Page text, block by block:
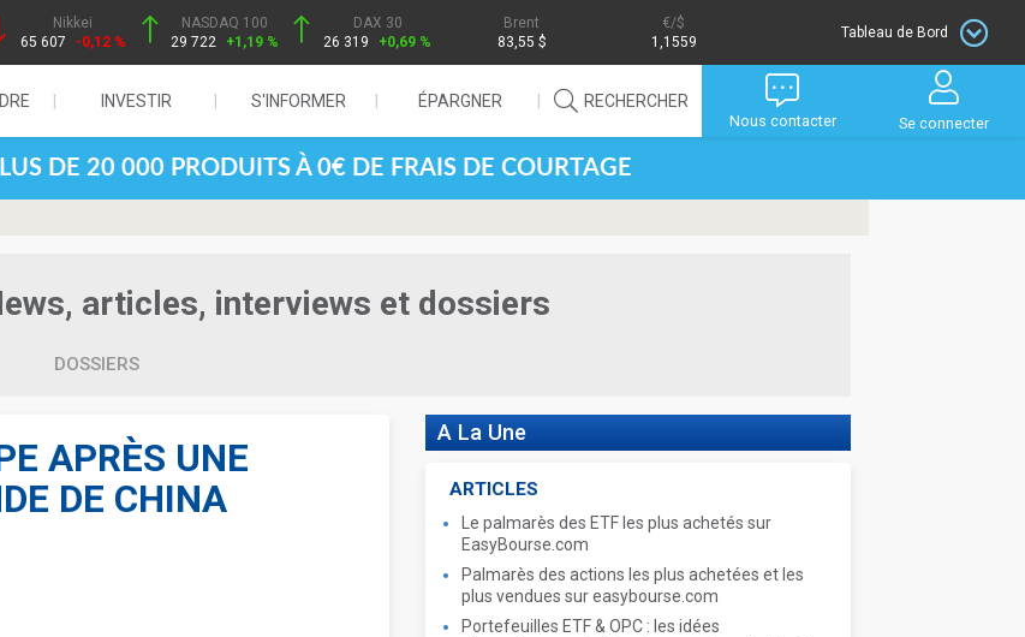
Nikkei
65 607
-0,12 %
NASDAQ 100
29 722
+1,19 %
DAX 30
26 319
+0,69 %
Brent
83,55 $
/$
1,1559
Tableau de Bord
INVESTIR S'INFORMER ÉPARGNER RECHERCHER
Nous contacter Se connecter
DE 20 000 PRODUITS À 0€ DE FRAIS DE COURTAGE
articles, interviews et dossiers
DOSSIERS
APRÈS UNE
DE CHINA
A La Une
ARTICLES
Le palmarès des ETF les plus achetés sur
EasyBourse.com
Palmarès des actions les plus achetées et les
plus vendues sur easybourse.com
Portefeuilles ETF & OPC : les idées